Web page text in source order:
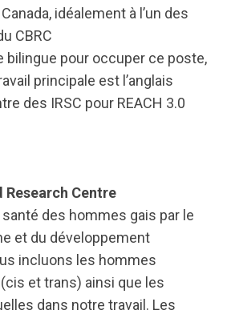
idéalement à l’un des
CBRC
bilingue pour occuper ce poste,
principale est l’anglais
des IRSC pour REACH 3.0
Centre
des hommes gais par le
et du développement
incluons les hommes
et trans) ainsi que les
dans notre travail. Les